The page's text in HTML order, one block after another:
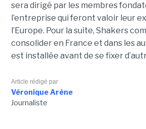
sera dirigé par les membres
l’entreprise qui feront valoir leur
l’Europe. Pour la suite, Shakers
consolider en France et dans les
est installée avant de se fixer
Article rédigé par
Véronique Arène
Journaliste